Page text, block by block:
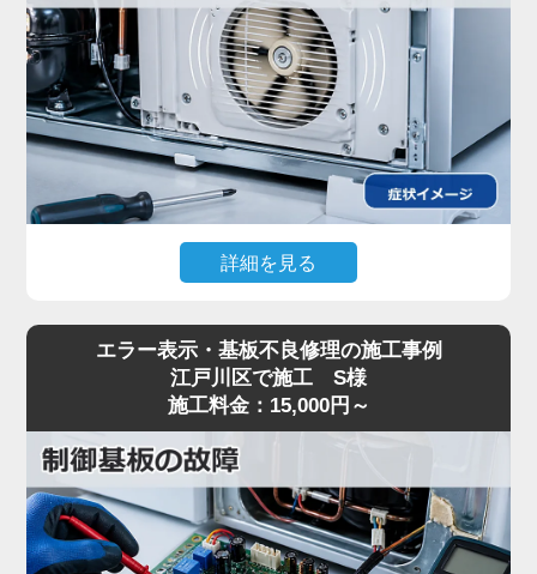
た。専用の工具を用いてドレン管の詰まりを徹底的
に高圧洗浄し、スムーズに排水されるよう通りを改
善いたしました。水漏れを放っておくと床の腐食に
も繋がります。水漏れにお気づきの際は、床が傷む
前に早めのご連絡をおすすめいたします。
詳細を見る
と大きな異音がするとのことで調査に伺いました。
音の発生源を調べたところ、冷気を循環させるファ
ンモーターの軸受けが摩耗し、回転するたびに異音
を発している状態でした。このまま放置するとファ
ンが完全に停止し、冷えない二次被害に繋がる恐れ
があったため、その場でファンモーターを新品へ交
換いたしました。交換後は見違えるように静かな運
エラー表示・基板不良修理の施工事例
江戸川区で施工 S様
施工料金：15,000円～